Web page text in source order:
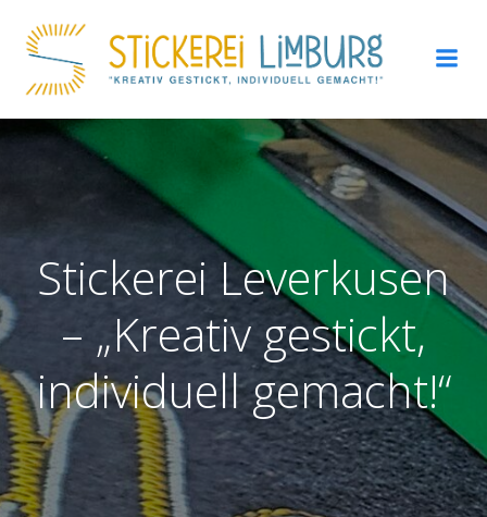
Inhalt
springen
Stickerei Leverkusen
– „Kreativ gestickt,
individuell gemacht!“